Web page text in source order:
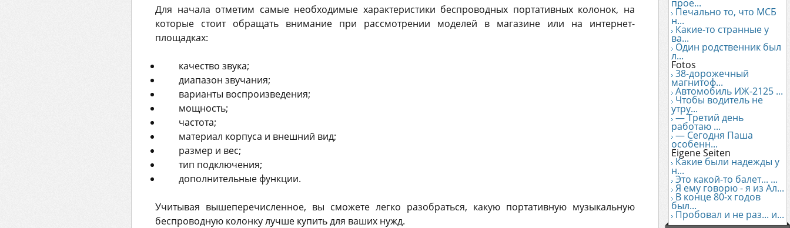
прое...
Печально то, что МСБ
н...
Какие-то странные у
ва...
Один родственник был
л...
Fotos
38-дорожечный
магнитоф...
Автомобиль ИЖ-2125 ...
Чтобы водитель не
утру...
— Третий день
работаю ...
— Сегодня Паша
особенн...
Eigene Seiten
Какие были надежды у
н...
Это какой-то балет... ...
Я ему говорю - я из Ал...
В конце 80-х годов
был...
Пробовал и не раз... и...
Для начала отметим самые необходимые характеристики беспроводных портативных колонок, на
которые стоит обращать внимание при рассмотрении моделей в магазине или на интернет-
площадках:
качество звука;
диапазон звучания;
варианты воспроизведения;
мощность;
частота;
материал корпуса и внешний вид;
размер и вес;
тип подключения;
дополнительные функции.
Учитывая вышеперечисленное, вы сможете легко разобраться, какую портативную музыкальную
беспроводную колонку лучше купить для ваших нужд.